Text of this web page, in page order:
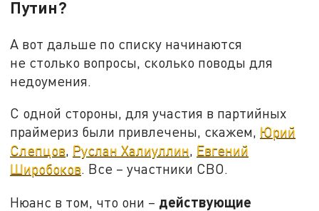
Путин?
А вот дальше по списку начинаются
не столько вопросы, сколько поводы для
недоумения.
С одной стороны, для участия в партийных
праймериз были привлечены, скажем, Юрий
Слепцов, Руслан Халиуллин, Евгений
Широбоков. Все – участники СВО.
Нюанс в том, что они – действующие